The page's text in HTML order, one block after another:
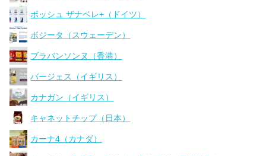
ボッシュ ザナベレ+（ドイツ）
ボジータ（スウェーデン）
ブラバンソンヌ（香港）
バージェス（イギリス）
カナガン（イギリス）
キャネットチップ（日本）
カーナ4（カナダ）